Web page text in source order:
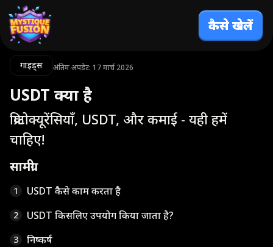
कैसे खेलें
गाइड्स अंतिम अपडेट: 17 मार्च 2026
USDT क्या है
क्रिप्टोक्यूरेंसियाँ, USDT, और कमाई - यही हमें
चाहिए!
सामग्री
1 USDT कैसे काम करता है
2 USDT किसलिए उपयोग किया जाता है?
3 निष्कर्ष